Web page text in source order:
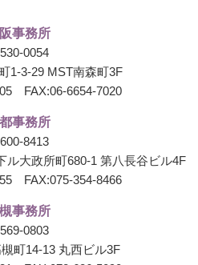
事務所
0054
1-3-29 MST南森町3F
FAX:06-6654-7020
事務所
8413
ル大政所町680-1 第八長谷ビル4F
FAX:075-354-8466
事務所
0803
町14-13 丸西ビル3F